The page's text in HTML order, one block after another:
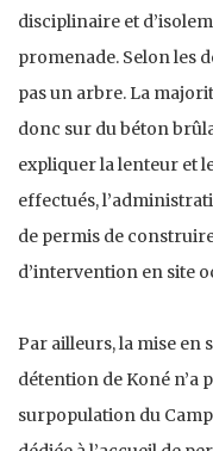
disciplinaire et
promenade. Selon les
pas un arbre. La
donc sur du béton
expliquer la lenteur et
effectués,
de permis de
d’intervention en site
Par ailleurs, la mise en
détention de Koné n’a
surpopulation du